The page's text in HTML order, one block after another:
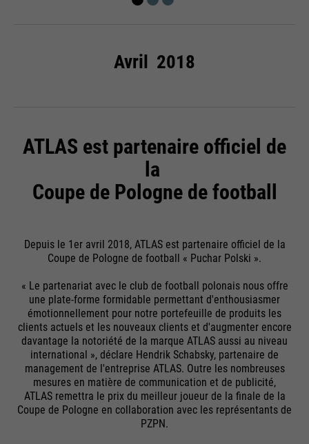
Avril 2018
ATLAS est partenaire officiel de
la
Coupe de Pologne de football
Depuis le 1er avril 2018, ATLAS est partenaire officiel de la
Coupe de Pologne de football « Puchar Polski ».
« Le partenariat avec le club de football polonais nous offre
une plate-forme formidable permettant d'enthousiasmer
émotionnellement pour notre portefeuille de produits les
clients actuels et les nouveaux clients et d'augmenter encore
davantage la notoriété de la marque ATLAS aussi au niveau
international », déclare Hendrik Schabsky, partenaire de
management de l'entreprise ATLAS. Outre les nombreuses
mesures en matière de communication et de publicité,
ATLAS remettra le prix du meilleur joueur de la finale de la
Coupe de Pologne en collaboration avec les représentants de
PZPN.